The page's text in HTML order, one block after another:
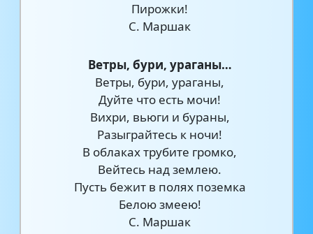
Пирожки!
С. Маршак
Ветры, бури, ураганы…
Ветры, бури, ураганы,
Дуйте что есть мочи!
Вихри, вьюги и бураны,
Разыграйтесь к ночи!
В облаках трубите громко,
Вейтесь над землею.
Пусть бежит в полях поземка
Белою змеею!
С. Маршак